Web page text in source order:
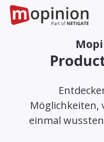
Möglichkeiten,
einmal